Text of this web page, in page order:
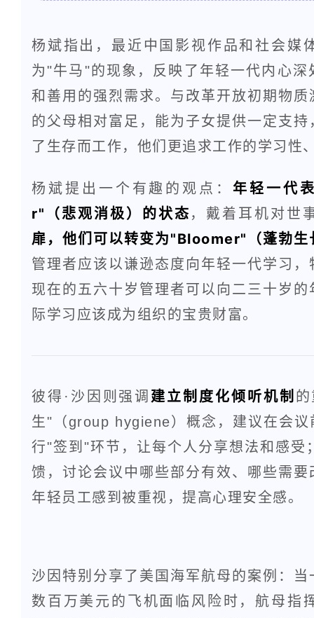
杨斌指出，最近中国影视作品和社会媒
为"牛马"的现象，反映了年轻一代内心
和善用的强烈需求。与改革开放初期物
的父母相对富足，能为子女提供一定支
了生存而工作，他们更追求工作的学习性
杨斌提出一个有趣的观点： 年轻一代
r"（悲观消极）的状态，戴着耳机对世
扉，他们可以转变为"Bloomer"（蓬勃生
管理者应该以谦逊态度向年轻一代学习
现在的五六十岁管理者可以向二三十岁
际学习应该成为组织的宝贵财富。
彼得·沙因则强调 建立制度化倾听机制
生"（group hygiene）概念，建议在会
行"签到"环节，让每个人分享想法和感
馈，讨论会议中哪些部分有效、哪些需
年轻员工感到被重视，提高心理安全感。
沙因特别分享了美国海军航母的案例：
数百万美元的飞机面临风险时，航母指